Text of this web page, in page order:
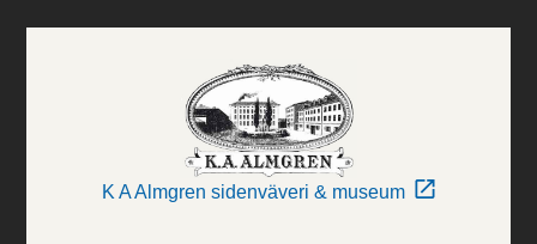
K A Almgren sidenväveri & museum